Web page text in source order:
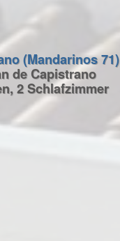
(Mandarinos 71)
de Capistrano
2 Schlafzimmer